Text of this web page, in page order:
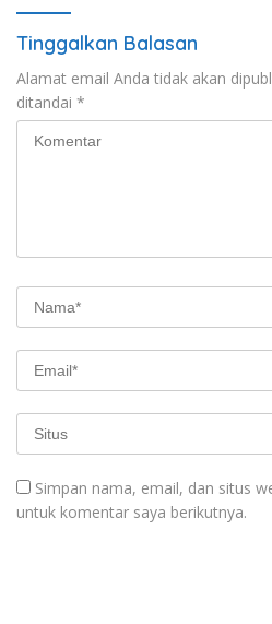
Tinggalkan Balasan
Alamat email Anda tidak akan
ditandai *
Simpan nama, email, dan situs
untuk komentar saya berikutnya.